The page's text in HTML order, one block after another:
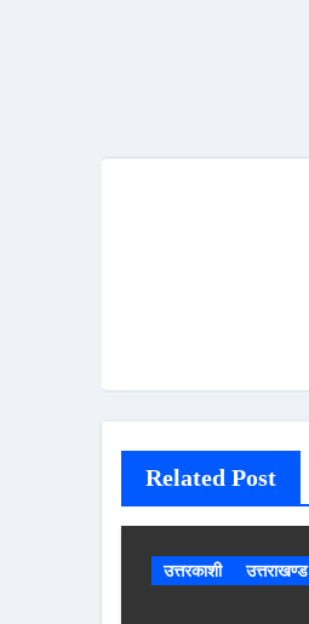
Related Post
उत्तरकाशी उत्तराखण्ड